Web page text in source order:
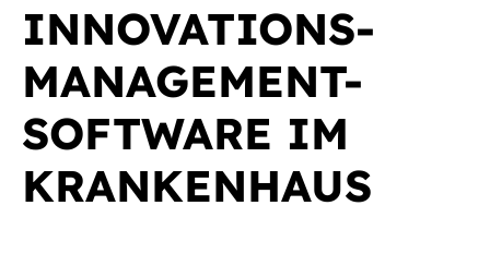
INNOVATIONS-
MANAGEMENT-
SOFTWARE IM
KRANKENHAUS